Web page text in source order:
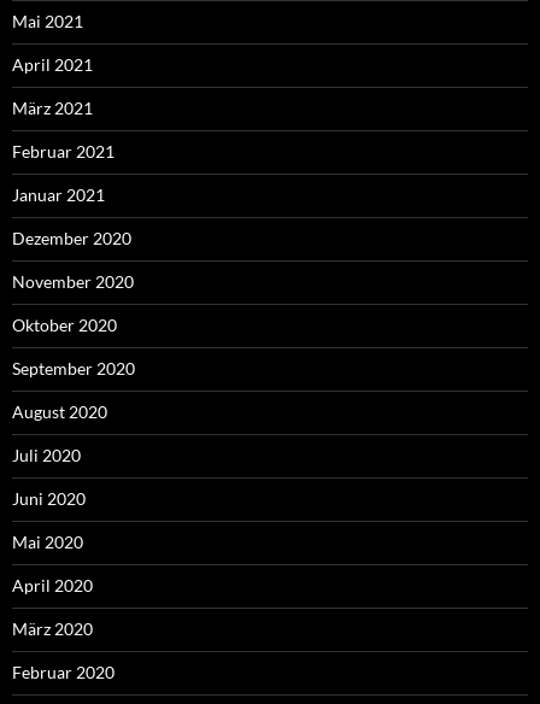
Mai 2021
April 2021
März 2021
Februar 2021
Januar 2021
Dezember 2020
November 2020
Oktober 2020
September 2020
August 2020
Juli 2020
Juni 2020
Mai 2020
April 2020
März 2020
Februar 2020